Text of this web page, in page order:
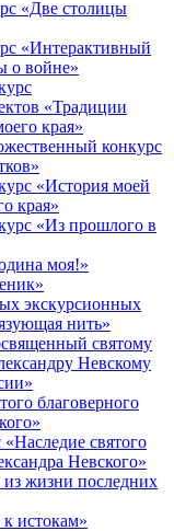
«Две столицы
«Интерактивный
о войне»
«Традиции
края»
конкурс
«История моей
края»
«Из прошлого в
моя!»
экскурсионных
нить»
святому
Невскому
благоверного
святого
Невского»
жизни последних
истокам»